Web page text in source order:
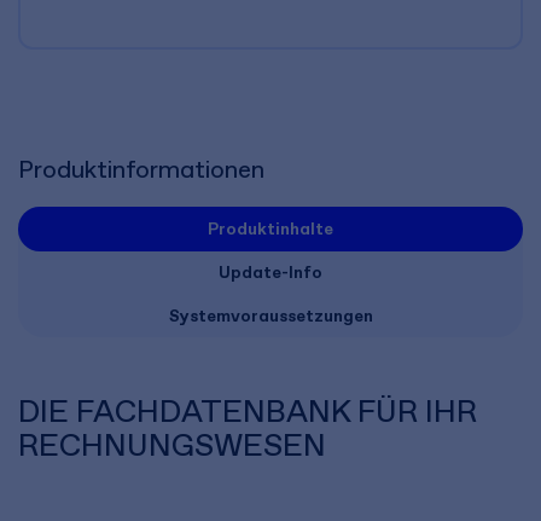
Produktinformationen
Produktinhalte
Update-Info
Systemvoraussetzungen
DIE FACHDATENBANK FÜR IHR
RECHNUNGSWESEN